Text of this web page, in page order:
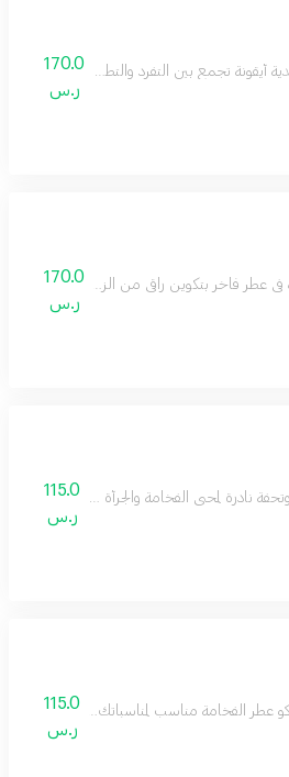
أيقونة تجمع بين التفرد والتطور والجمال
170.0
ر.س
في عطر فاخر بتكوين راقي من الزعفران والمسك
170.0
ر.س
نادرة لمحبي الفخامة والجرأة مزيج من رائحة
115.0
ر.س
عطر الفخامة مناسب لمناسباتك الفخمة يثبت
115.0
ر.س